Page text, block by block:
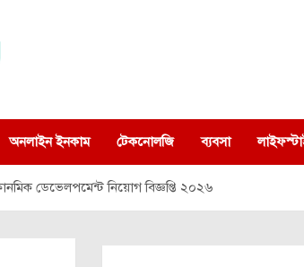
অনলাইন ইনকাম টেকনোলজি ব্যবসা
ডেভেলপমেন্ট নিয়োগ বিজ্ঞপ্তি ২০২৬